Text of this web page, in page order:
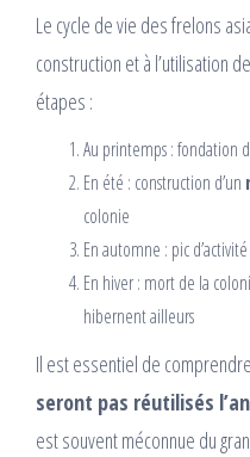
Le cycle de vie des frelons
construction et à l’utilisation
étapes :
Au printemps : fondation
En été : construction d’un
colonie
En automne : pic
En hiver : mort de la
hibernent ailleurs
Il est essentiel de
seront pas réutilisés
est souvent méconnue du